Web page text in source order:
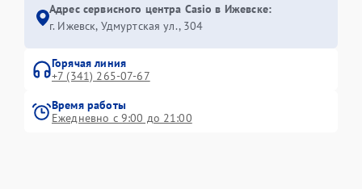
Адрес сервисного центра Casio в Ижевске:
г. Ижевск, Удмуртская ул., 304
Горячая линия
+7 (341) 265-07-67
Время работы
Ежедневно с 9:00 до 21:00